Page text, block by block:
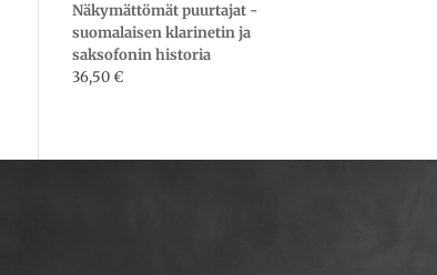
Näkymättömät puurtajat -
suomalaisen klarinetin ja
saksofonin historia
36,50€